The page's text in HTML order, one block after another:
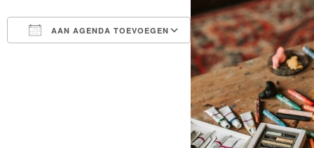
AAN AGENDA TOEVOEGEN
Outlook Live